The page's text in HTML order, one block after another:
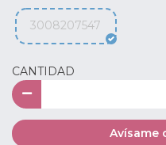
3008207547
CANTIDAD
Avísame